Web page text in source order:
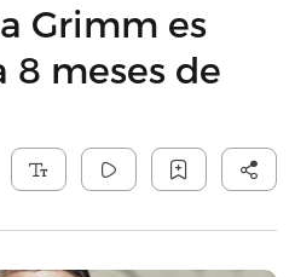
Grimm es
8 meses de